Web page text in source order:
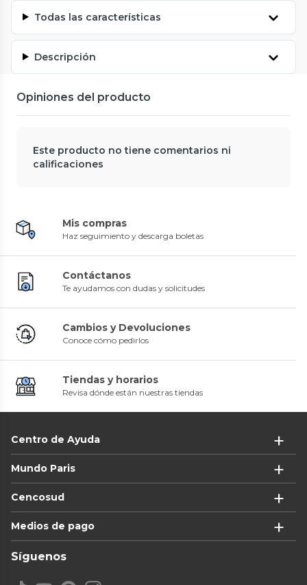
Todas las características
Descripción
Opiniones del producto
Este producto no tiene comentarios ni
calificaciones
Mis compras
Haz seguimiento y descarga boletas
Contáctanos
Te ayudamos con dudas y solicitudes
Cambios y Devoluciones
Conoce cómo pedirlos
Tiendas y horarios
Revisa dónde están nuestras tiendas
Centro de Ayuda
Mundo Paris
Cencosud
Medios de pago
Síguenos